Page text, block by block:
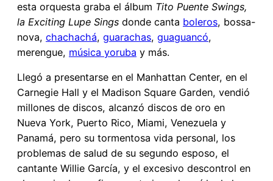
esta orquesta graba el álbum Tito Puente Swings,
la Exciting Lupe Sings donde canta boleros, bossa-
nova, chachachá, guarachas, guaguancó,
merengue, música yoruba y más.
Llegó a presentarse en el Manhattan Center, en el
Carnegie Hall y el Madison Square Garden, vendió
millones de discos, alcanzó discos de oro en
Nueva York, Puerto Rico, Miami, Venezuela y
Panamá, pero su tormentosa vida personal, los
problemas de salud de su segundo esposo, el
cantante Willie García, y el excesivo descontrol en